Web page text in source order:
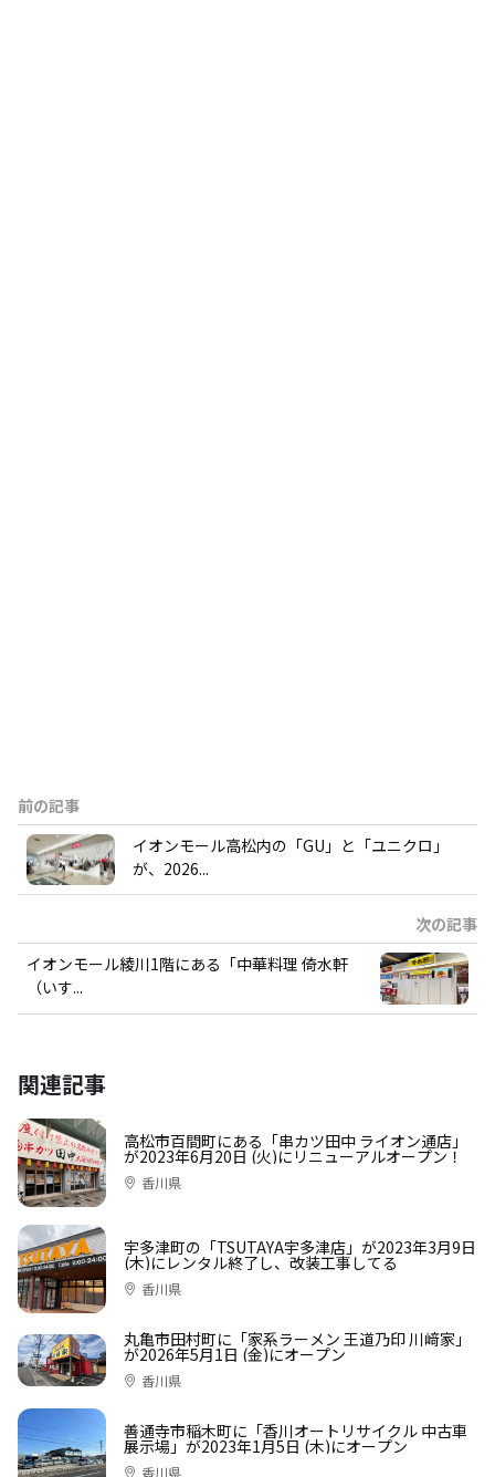
前の記事
イオンモール高松内の「GU」と「ユニクロ」
が、2026...
次の記事
イオンモール綾川1階にある「中華料理 倚水軒
（いす...
関連記事
高松市百間町にある「串カツ田中 ライオン通店」
が2023年6月20日 (火)にリニューアルオープン！
香川県
宇多津町の「TSUTAYA宇多津店」が2023年3月9日
(木)にレンタル終了し、改装工事してる
香川県
丸亀市田村町に「家系ラーメン 王道乃印 川﨑家」
が2026年5月1日 (金)にオープン
香川県
善通寺市稲木町に「香川オートリサイクル 中古車
展示場」が2023年1月5日 (木)にオープン
香川県